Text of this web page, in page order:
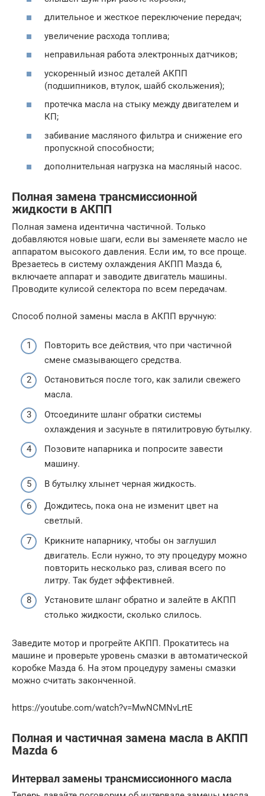
длительное и жесткое переключение передач;
увеличение расхода топлива;
неправильная работа электронных датчиков;
ускоренный износ деталей АКПП
(подшипников, втулок, шайб скольжения);
протечка масла на стыку между двигателем и
КП;
забивание масляного фильтра и снижение его
пропускной способности;
дополнительная нагрузка на масляный насос.
Полная замена трансмиссионной
жидкости в АКПП
Полная замена идентична частичной. Только
добавляются новые шаги, если вы заменяете масло не
аппаратом высокого давления. Если им, то все проще.
Врезаетесь в систему охлаждения АКПП Мазда 6,
включаете аппарат и заводите двигатель машины.
Проводите кулисой селектора по всем передачам.
Способ полной замены масла в АКПП вручную:
Повторить все действия, что при частичной
смене смазывающего средства.
Остановиться после того, как залили свежего
масла.
Отсоедините шланг обратки системы
охлаждения и засуньте в пятилитровую бутылку.
Позовите напарника и попросите завести
машину.
В бутылку хлынет черная жидкость.
Дождитесь, пока она не изменит цвет на
светлый.
Крикните напарнику, чтобы он заглушил
двигатель. Если нужно, то эту процедуру можно
повторить несколько раз, сливая всего по
литру. Так будет эффективней.
Установите шланг обратно и залейте в АКПП
столько жидкости, сколько слилось.
Заведите мотор и прогрейте АКПП. Прокатитесь на
машине и проверьте уровень смазки в автоматической
коробке Мазда 6. На этом процедуру замены смазки
можно считать законченной.
https://youtube.com/watch?v=MwNCMNvLrtE
Полная и частичная замена масла в АКПП
Mazda 6
Интервал замены трансмиссионного масла